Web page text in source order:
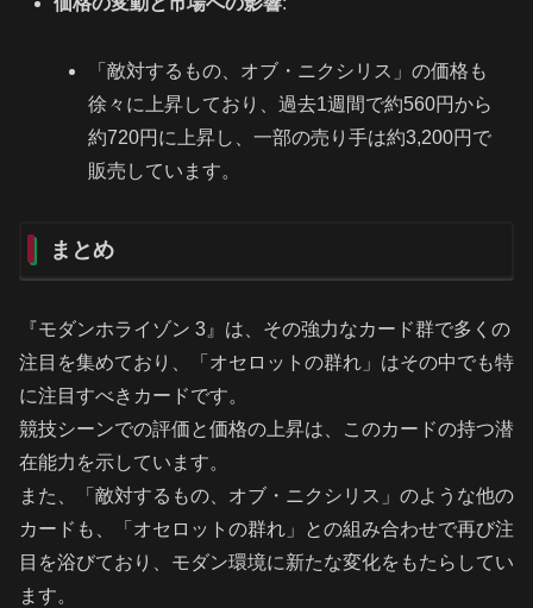
「敵対するもの、オブ・ニクシリス」の価格も
徐々に上昇しており、過去1週間で約560円から
約720円に上昇し、一部の売り手は約3,200円で
販売しています。
まとめ
『モダンホライゾン 3』は、その強力なカード群で多くの
注目を集めており、「オセロットの群れ」はその中でも特
に注目すべきカードです。
競技シーンでの評価と価格の上昇は、このカードの持つ潜
在能力を示しています。
また、「敵対するもの、オブ・ニクシリス」のような他の
カードも、「オセロットの群れ」との組み合わせで再び注
目を浴びており、モダン環境に新たな変化をもたらしてい
ます。